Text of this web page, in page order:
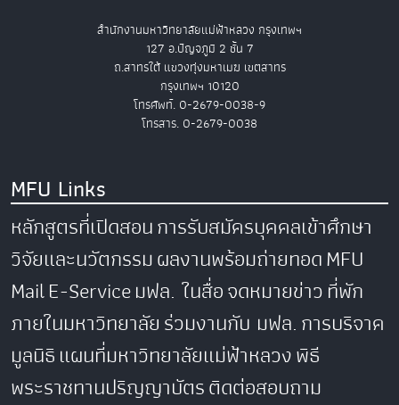
สำนักงานมหาวิทยาลัยแม่ฟ้าหลวง กรุงเทพฯ
127 อ.ปัญจภูมิ 2 ชั้น 7
ถ.สาทรใต้ แขวงทุ่งมหาเมฆ เขตสาทร
กรุงเทพฯ 10120
โทรศัพท์. 0-2679-0038-9
โทรสาร. 0-2679-0038
MFU Links
หลักสูตรที่เปิดสอนการรับสมัครบุคคลเข้าศึกษา
วิจัยและนวัตกรรมผลงานพร้อมถ่ายทอดMFU
MailE-Serviceมฟล. ในสื่อจดหมายข่าวที่พัก
ภายในมหาวิทยาลัยร่วมงานกับ มฟล.การบริจาค
มูลนิธิแผนที่มหาวิทยาลัยแม่ฟ้าหลวงพิธี
พระราชทานปริญญาบัตรติดต่อสอบถาม